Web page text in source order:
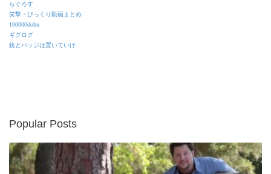
らぐろす
笑撃・びっくり動画まとめ
100000dobu
ギグログ
銃とバッジは置いていけ
Popular Posts